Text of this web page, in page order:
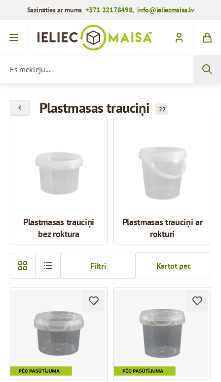
Sazināties ar mums+371 22178498,info@ieliecmaisa.lv
Iet uz saturu
Plastmasas trauciņi 22
Plastmasas trauciņi
bez roktura
Plastmasas trauciņi ar
rokturi
Kārtot pēc
Filtri